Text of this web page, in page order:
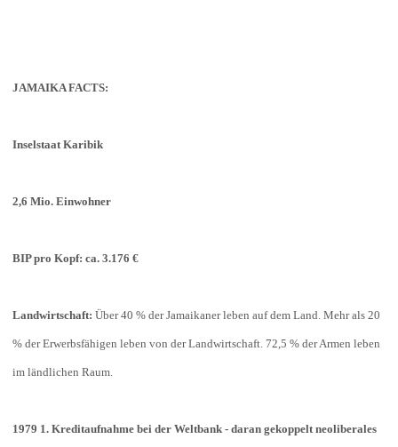
JAMAIKA FACTS:
Inselstaat Karibik
2,6 Mio. Einwohner
BIP pro Kopf: ca. 3.176 €
Landwirtschaft: Über 40 % der Jamaikaner leben auf dem Land. Mehr als 20
% der Erwerbsfähigen leben von der Landwirtschaft. 72,5 % der Armen leben
im ländlichen Raum.
1979 1. Kreditaufnahme bei der Weltbank - daran gekoppelt neoliberales